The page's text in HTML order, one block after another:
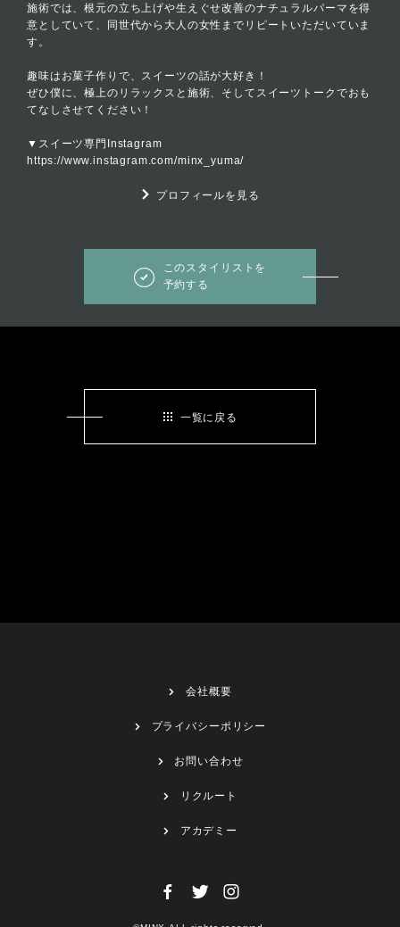
施術では、根元の立ち上げや生えぐせ改善のナチュラルパーマを得
意としていて、同世代から大人の女性までリピートいただいていま
す。
趣味はお菓子作りで、スイーツの話が大好き！
ぜひ僕に、極上のリラックスと施術、そしてスイーツトークでおも
てなしさせてください！
▼スイーツ専門Instagram
https://www.instagram.com/minx_yuma/
プロフィールを見る
このスタイリストを
予約する
一覧に戻る
会社概要
プライバシーポリシー
お問い合わせ
リクルート
アカデミー